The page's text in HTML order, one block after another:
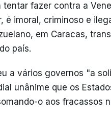
tentar fazer contra a
é imoral, criminoso e
em Caracas,
país.
a vários governos "a
unânime que os
o aos fracassos